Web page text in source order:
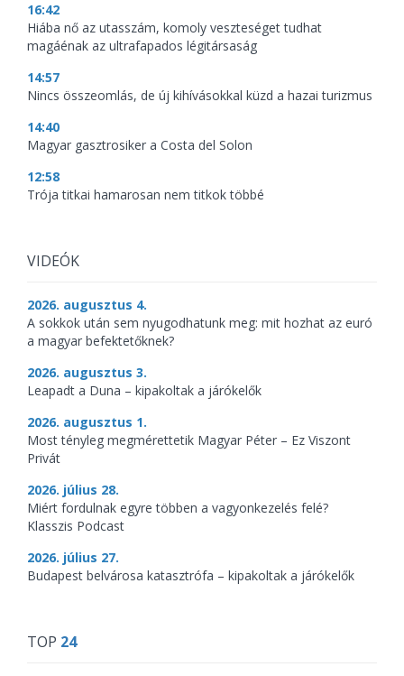
16:42
Hiába nő az utasszám, komoly veszteséget tudhat
magáénak az ultrafapados légitársaság
14:57
Nincs összeomlás, de új kihívásokkal küzd a hazai turizmus
14:40
Magyar gasztrosiker a Costa del Solon
12:58
Trója titkai hamarosan nem titkok többé
VIDEÓK
2026. augusztus 4.
A sokkok után sem nyugodhatunk meg: mit hozhat az euró
a magyar befektetőknek?
2026. augusztus 3.
Leapadt a Duna – kipakoltak a járókelők
2026. augusztus 1.
Most tényleg megmérettetik Magyar Péter – Ez Viszont
Privát
2026. július 28.
Miért fordulnak egyre többen a vagyonkezelés felé?
Klasszis Podcast
2026. július 27.
Budapest belvárosa katasztrófa – kipakoltak a járókelők
TOP 24